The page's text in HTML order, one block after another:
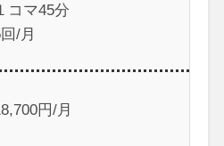
コマ45分
/月
円/月